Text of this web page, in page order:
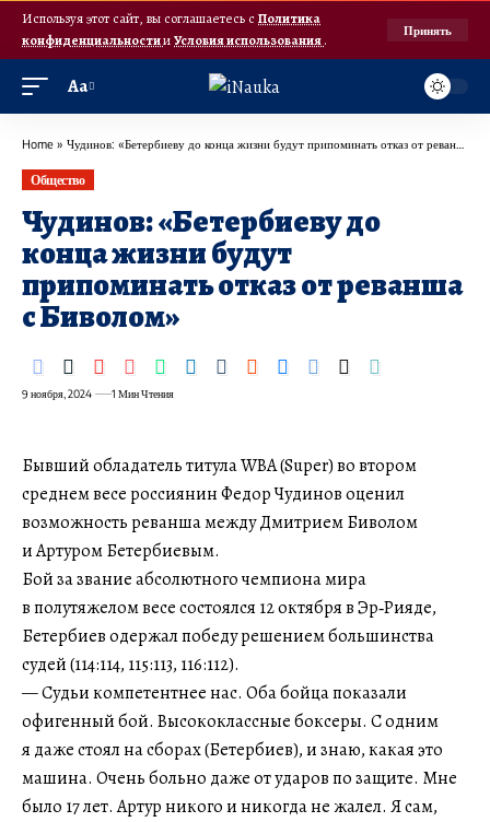
Используя этот сайт, вы соглашаетесь с Политика
конфиденциальностииУсловия использования.
Принять
Аа
Home » Чудинов: «Бетербиеву до конца жизни будут припоминать отказ от реванша с Биволом»
Общество
Чудинов: «Бетербиеву до
конца жизни будут
припоминать отказ от реванша
с Биволом»
9 ноября, 2024 1 Мин Чтения
Бывший обладатель титула WBA (Super) во втором
среднем весе россиянин Федор Чудинов оценил
возможность реванша между Дмитрием Биволом
и Артуром Бетербиевым.
Бой за звание абсолютного чемпиона мира
в полутяжелом весе состоялся 12 октября в Эр‑Рияде,
Бетербиев одержал победу решением большинства
судей (114:114, 115:113, 116:112).
— Судьи компетентнее нас. Оба бойца показали
офигенный бой. Высококлассные боксеры. С одним
я даже стоял на сборах (Бетербиев), и знаю, какая это
машина. Очень больно даже от ударов по защите. Мне
было 17 лет. Артур никого и никогда не жалел. Я сам,